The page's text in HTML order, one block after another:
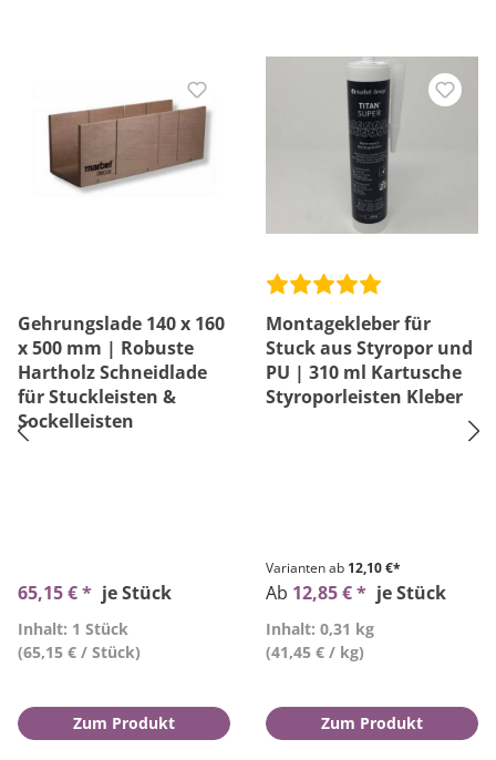
Gehrungslade 140 x 160
x 500 mm | Robuste
Hartholz Schneidlade
für Stuckleisten &
Sockelleisten
65,15 € * je Stück
Inhalt: 1 Stück
(65,15 € / Stück)
Zum Produkt
Montagekleber für
Stuck aus Styropor und
PU | 310 ml Kartusche
Styroporleisten Kleber
Varianten ab 12,10 €*
Ab 12,85 € * je Stück
Inhalt: 0,31 kg
(41,45 € / kg)
Zum Produkt